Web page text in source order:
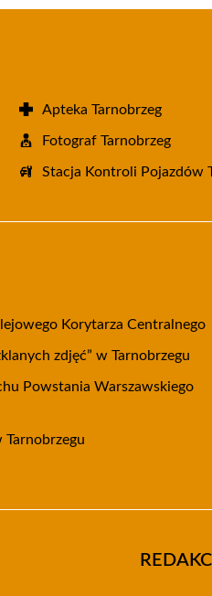
Apteka Tarnobrzeg
Fotograf Tarnobrzeg
Stacja Kontroli Pojazdów
Korytarza Centralnego
zdjęć” w Tarnobrzegu
Powstania Warszawskiego